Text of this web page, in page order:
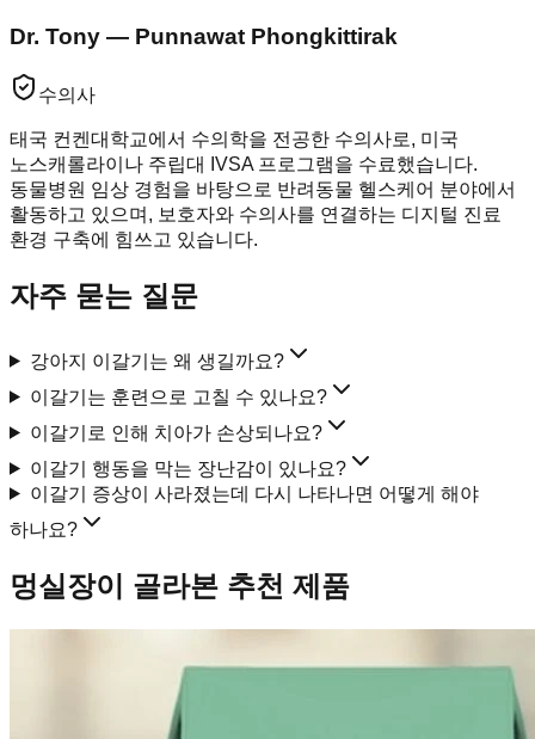
Dr. Tony — Punnawat Phongkittirak
수의사
태국 컨켄대학교에서 수의학을 전공한 수의사로, 미국
노스캐롤라이나 주립대 IVSA 프로그램을 수료했습니다.
동물병원 임상 경험을 바탕으로 반려동물 헬스케어 분야에서
활동하고 있으며, 보호자와 수의사를 연결하는 디지털 진료
환경 구축에 힘쓰고 있습니다.
자주 묻는 질문
강아지 이갈기는 왜 생길까요?
이갈기는 훈련으로 고칠 수 있나요?
이갈기로 인해 치아가 손상되나요?
이갈기 행동을 막는 장난감이 있나요?
이갈기 증상이 사라졌는데 다시 나타나면 어떻게 해야
하나요?
멍실장이 골라본 추천 제품